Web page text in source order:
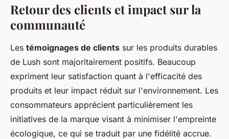
Retour des clients et impact sur la
communauté
Les témoignages de clients sur les produits durables
de Lush sont majoritairement positifs. Beaucoup
expriment leur satisfaction quant à l'efficacité des
produits et leur impact réduit sur l'environnement. Les
consommateurs apprécient particulièrement les
initiatives de la marque visant à minimiser l'empreinte
écologique, ce qui se traduit par une fidélité accrue.